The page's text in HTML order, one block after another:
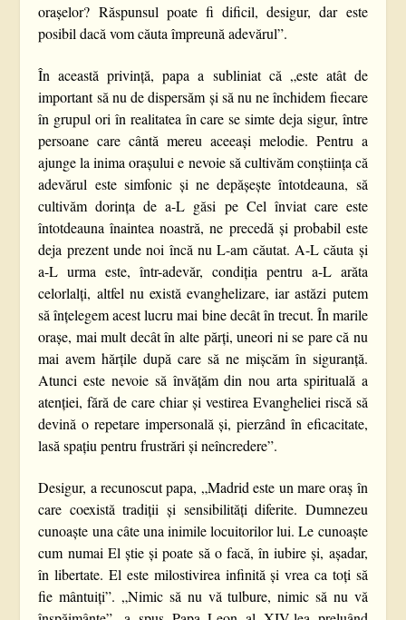
orașelor? Răspunsul poate fi dificil, desigur, dar este
posibil dacă vom căuta împreună adevărul”.
În această privință, papa a subliniat că „este atât de
important să nu de dispersăm și să nu ne închidem fiecare
în grupul ori în realitatea în care se simte deja sigur, între
persoane care cântă mereu aceeași melodie. Pentru a
ajunge la inima orașului e nevoie să cultivăm conștiința că
adevărul este simfonic și ne depășește întotdeauna, să
cultivăm dorința de a-L găsi pe Cel înviat care este
întotdeauna înaintea noastră, ne precedă și probabil este
deja prezent unde noi încă nu L-am căutat. A-L căuta și
a-L urma este, într-adevăr, condiția pentru a-L arăta
celorlalți, altfel nu există evanghelizare, iar astăzi putem
să înțelegem acest lucru mai bine decât în trecut. În marile
orașe, mai mult decât în alte părți, uneori ni se pare că nu
mai avem hărțile după care să ne mișcăm în siguranță.
Atunci este nevoie să învățăm din nou arta spirituală a
atenției, fără de care chiar și vestirea Evangheliei riscă să
devină o repetare impersonală și, pierzând în eficacitate,
lasă spațiu pentru frustrări și neîncredere”.
Desigur, a recunoscut papa, „Madrid este un mare oraș în
care coexistă tradiții și sensibilități diferite. Dumnezeu
cunoaște una câte una inimile locuitorilor lui. Le cunoaște
cum numai El știe și poate să o facă, în iubire și, așadar,
în libertate. El este milostivirea infinită și vrea ca toți să
fie mântuiți”. „Nimic să nu vă tulbure, nimic să nu vă